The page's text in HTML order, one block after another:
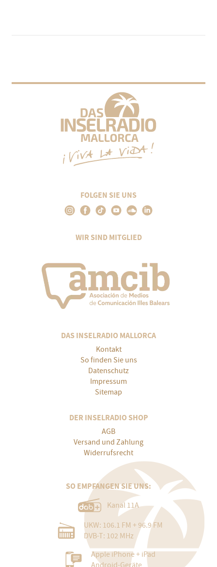
FOLGEN SIE UNS
WIR SIND MITGLIED
DAS INSELRADIO MALLORCA
Kontakt
So finden Sie uns
Datenschutz
Impressum
Sitemap
DER INSELRADIO SHOP
AGB
Versand und Zahlung
Widerrufsrecht
SO EMPFANGEN SIE UNS:
Kanal 11A
UKW: 106.1 FM + 96.9 FM
DVB-T: 102 MHz
Apple iPhone + iPad
Android-Geräte